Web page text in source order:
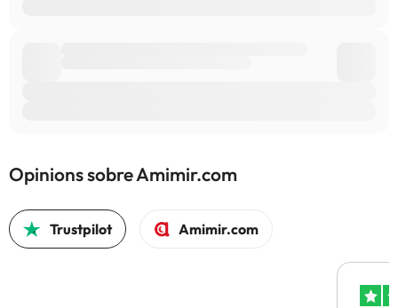
Opinions sobre Amimir.com
Trustpilot Amimir.com